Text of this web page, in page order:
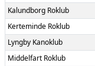
Kalundborg Roklub
Kerteminde Roklub
Lyngby Kanoklub
Middelfart Roklub